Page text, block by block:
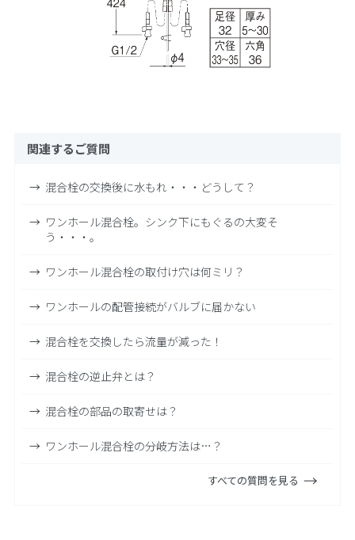
関連するご質問
混合栓の交換後に水もれ・・・どうして？
ワンホール混合栓。シンク下にもぐるの大変そ
う・・・。
ワンホール混合栓の取付け穴は何ミリ？
ワンホールの配管接続がバルブに届かない
混合栓を交換したら流量が減った！
混合栓の逆止弁とは？
混合栓の部品の取寄せは？
ワンホール混合栓の分岐方法は…？
すべての質問を見る